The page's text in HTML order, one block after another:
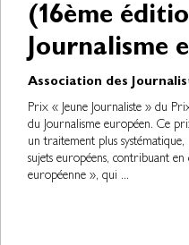
(16ème
Journalisme
Association des
Prix « Jeune Journaliste » du
du Journalisme européen. Ce
un traitement plus
sujets européens, contribuant
européenne », qui ...